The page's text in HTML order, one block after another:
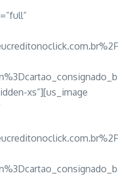
xs”][us_image